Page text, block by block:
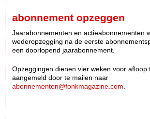
abonnement opzeggen
Jaarabonnementen en actieabonnementen
wederopzegging na de eerste
een doorlopend jaarabonnement.
Opzeggingen dienen vier weken voor afloop
aangemeld door te mailen naar
abonnementen@fonkmagazine.com.